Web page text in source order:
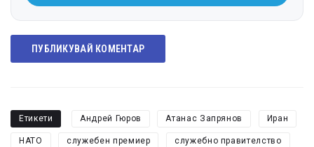
ПУБЛИКУВАЙ КОМЕНТАР
Етикети Андрей Гюров Атанас Запрянов Иран
НАТО служебен премиер служебно правителство